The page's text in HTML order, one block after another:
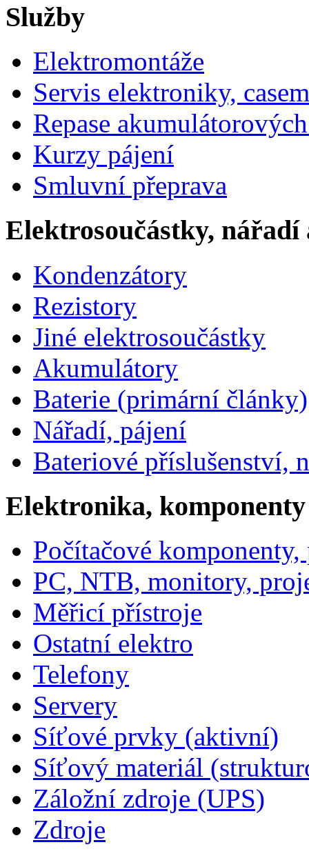
Služby
Elektromontáže
Servis elektroniky,
Repase
Kurzy pájení
Smluvní přeprava
Elektrosoučástky, nářadí
Kondenzátory
Rezistory
Jiné elektrosoučástky
Akumulátory
Baterie (primární články)
Nářadí, pájení
Bateriové příslušenství,
Elektronika, komponenty
Počítačové
PC, NTB, monitory,
Měřicí přístroje
Ostatní elektro
Telefony
Servery
Síťové prvky (aktivní)
Síťový materiál
Záložní zdroje (UPS)
Zdroje